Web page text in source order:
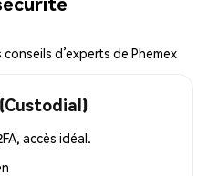
d’experts de Phemex
accès idéal.